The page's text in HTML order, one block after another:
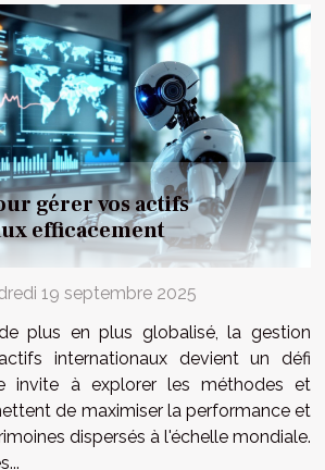
gérer vos actifs
efficacement
19 septembre 2025
plus en plus globalisé, la gestion
internationaux devient un défi
invite à explorer les méthodes et
de maximiser la performance et
dispersés à l'échelle mondiale.